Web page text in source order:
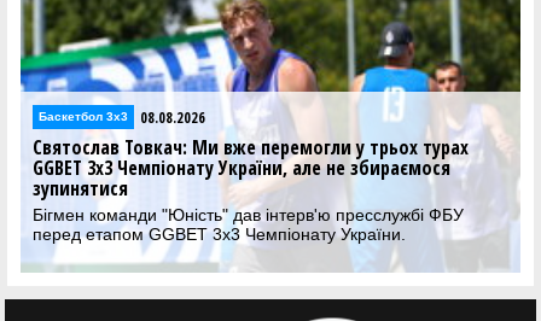
Баскетбол 3х3 08.08.2026
Святослав Товкач: Ми вже перемогли у трьох турах
GGBET 3х3 Чемпіонату України, але не збираємося
зупинятися
Бігмен команди "Юність" дав інтерв'ю пресслужбі ФБУ
перед етапом GGBET 3х3 Чемпіонату України.